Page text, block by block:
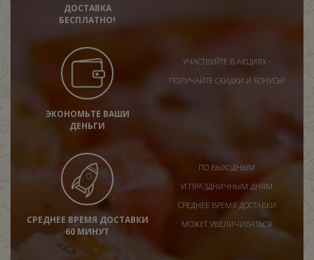
ДОСТАВКА
БЕСПЛАТНО!
ЭКОНОМЬТЕ ВАШИ
ДЕНЬГИ
УЧАСТВУЙТЕ В АКЦИЯХ -
ПОЛУЧАЙТЕ СКИДКИ И БОНУСЫ!
СРЕДНЕЕ ВРЕМЯ ДОСТАВКИ
60 МИНУТ
ПО ВЫХОДНЫМ
И ПРАЗДНИЧНЫМ ДНЯМ
СРЕДНЕЕ ВРЕМЯ ДОСТАВКИ
МОЖЕТ УВЕЛИЧИВАТЬСЯ